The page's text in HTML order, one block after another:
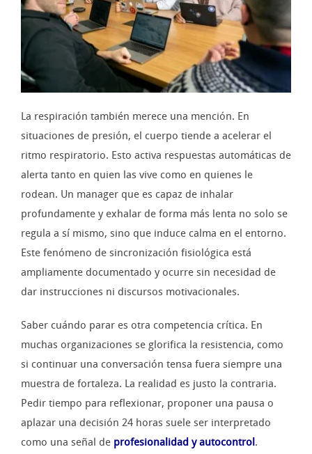
La respiración también merece una mención. En
situaciones de presión, el cuerpo tiende a acelerar el
ritmo respiratorio. Esto activa respuestas automáticas de
alerta tanto en quien las vive como en quienes le
rodean. Un manager que es capaz de inhalar
profundamente y exhalar de forma más lenta no solo se
regula a sí mismo, sino que induce calma en el entorno.
Este fenómeno de sincronización fisiológica está
ampliamente documentado y ocurre sin necesidad de
dar instrucciones ni discursos motivacionales.
Saber cuándo parar es otra competencia crítica. En
muchas organizaciones se glorifica la resistencia, como
si continuar una conversación tensa fuera siempre una
muestra de fortaleza. La realidad es justo la contraria.
Pedir tiempo para reflexionar, proponer una pausa o
aplazar una decisión 24 horas suele ser interpretado
como una señal de profesionalidad y autocontrol .